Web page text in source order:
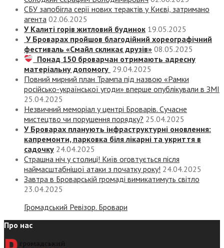
СБУ запобігла серії нових терактів у Києві, затримано
агента 02.06.2025
У Калиті горів житловий будинок 19.05.2025
У Броварах пройшов благодійний хореографічний
фестиваль «Смайл скликає друзів» 08.05.2025
Понад 150 броварчан отримають адресну
матеріальну допомогу 29.04.2025
Повний мирний план Трампа під назвою «‎Рамки
російсько-української угоди» вперше опублікували в ЗМІ
25.04.2025
Незвичний меморіал у центрі Броварів. Сучасне
мистецтво чи порушення порядку? 25.04.2025
У Броварах планують інфраструктурні оновлення:
капремонти, парковка біля лікарні та укриття в
садочку 24.04.2025
Страшна ніч у столиці! Київ оговтується після
наймасштабнішої атаки з початку року! 24.04.2025
Завтра в Броварській громаді вимикатимуть світло
23.04.2025
Громадський Ревізор. Бровари
Про нас